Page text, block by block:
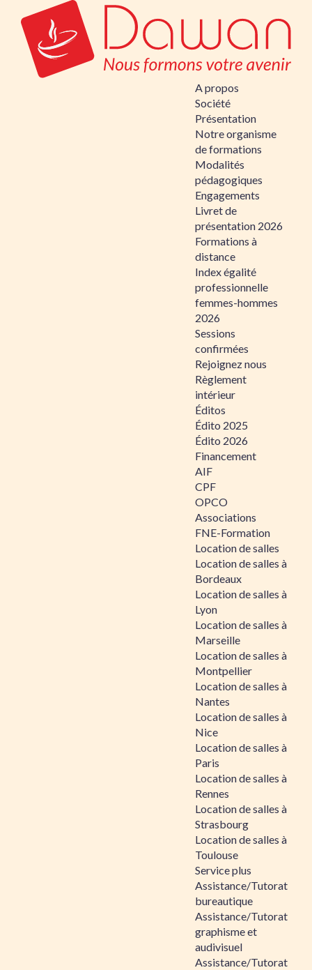
A propos
Société
Présentation
Notre organisme
de formations
Modalités
pédagogiques
Engagements
Livret de
présentation 2026
Formations à
distance
Index égalité
professionnelle
femmes-hommes
2026
Sessions
confirmées
Rejoignez nous
Règlement
intérieur
Éditos
Édito 2025
Édito 2026
Financement
AIF
CPF
OPCO
Associations
FNE-Formation
Location de salles
Location de salles à
Bordeaux
Location de salles à
Lyon
Location de salles à
Marseille
Location de salles à
Montpellier
Location de salles à
Nantes
Location de salles à
Nice
Location de salles à
Paris
Location de salles à
Rennes
Location de salles à
Strasbourg
Location de salles à
Toulouse
Service plus
Assistance/Tutorat
bureautique
Assistance/Tutorat
graphisme et
audivisuel
Assistance/Tutorat